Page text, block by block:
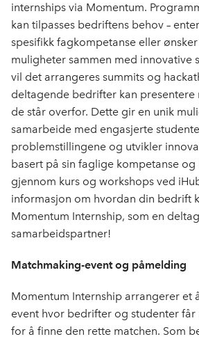
internships via Momentum.
kan tilpasses bedriftens behov –
spesifikk fagkompetanse eller
muligheter sammen med innovative
vil det arrangeres summits og
deltagende bedrifter kan
de står overfor. Dette gir en unik
samarbeide med engasjerte
problemstillingene og utvikler
basert på sin faglige kompetanse
gjennom kurs og workshops ved
informasjon om hvordan din bedrift
Momentum Internship, som en
samarbeidspartner!
Matchmaking-event og påmelding
Momentum Internship arrangerer et
event hvor bedrifter og studenter
for å finne den rette matchen. Som